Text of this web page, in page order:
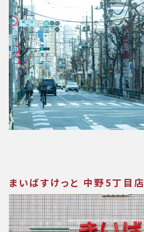
まいばすけっと 中野5丁目店